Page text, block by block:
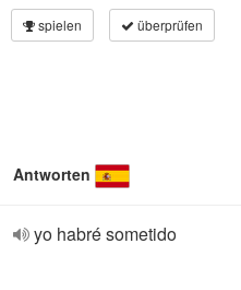
spielen überprüfen
Antworten
yo habré sometido